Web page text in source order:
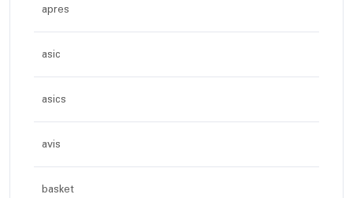
apres
asic
asics
avis
basket